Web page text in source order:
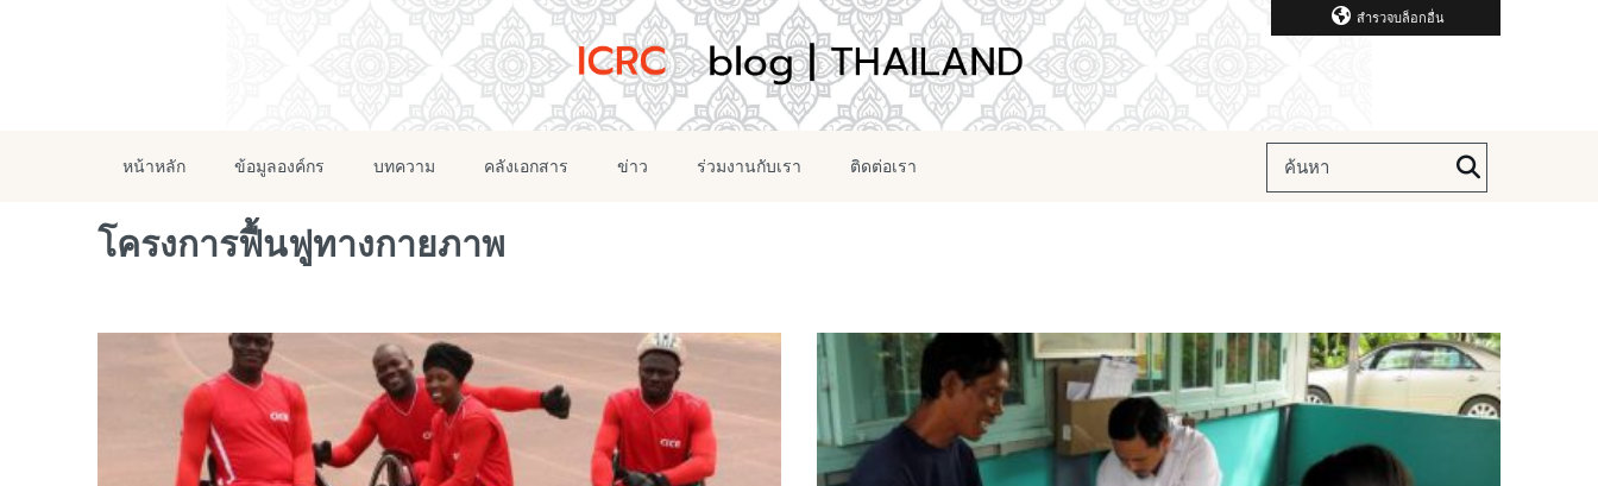
สำรวจบล็อกอื่น
หน้าหลัก ข้อมูลองค์กร บทความ คลังเอกสาร ข่าว ร่วมงานกับเรา ติดต่อเรา
โครงการฟื้นฟูทางกายภาพ